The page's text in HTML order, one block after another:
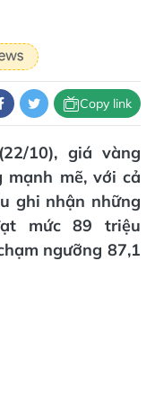
Copy link
10), giá vàng
mẽ, với cả
ghi nhận những
mức 89 triệu
ngưỡng 87,1